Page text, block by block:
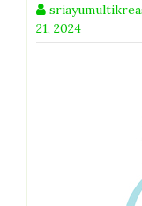
21, 2024